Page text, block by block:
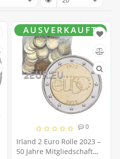
0
Irland 2 Euro Rolle 2023 –
50 Jahre Mitgliedschaft
AUSVERKAUFT